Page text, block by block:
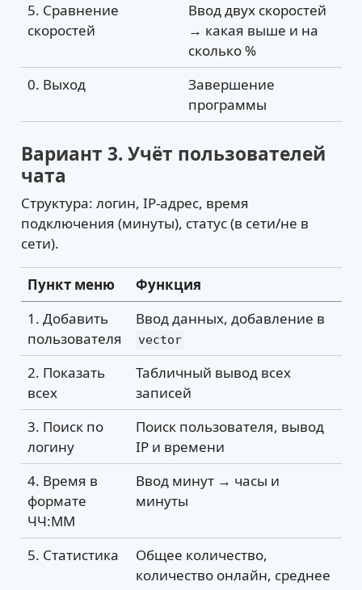
5. Сравнение
скоростей
Ввод двух скоростей
→ какая выше и на
сколько %
0. Выход
Завершение
программы
Вариант 3. Учёт пользователей
чата
Структура: логин, IP-адрес, время
подключения (минуты), статус (в сети/не в
сети).
Пункт меню
Функция
1. Добавить
пользователя
Ввод данных, добавление в
vector
2. Показать
всех
Табличный вывод всех
записей
3. Поиск по
логину
Поиск пользователя, вывод
IP и времени
4. Время в
формате
ЧЧ:ММ
Ввод минут → часы и
минуты
5. Статистика
Общее количество,
количество онлайн, среднее